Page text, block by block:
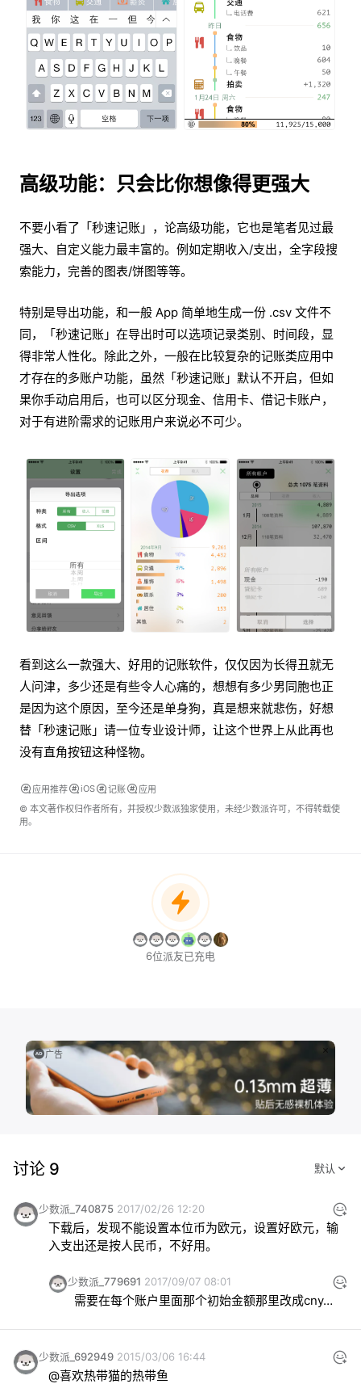
高级功能：只会比你想像得更强大
不要小看了「秒速记账」，论高级功能，它也是笔者见过最
强大、自定义能力最丰富的。例如定期收入/支出，全字段搜
索能力，完善的图表/饼图等等。
特别是导出功能，和一般 App 简单地生成一份 .csv 文件不
同，「秒速记账」在导出时可以选项记录类别、时间段，显
得非常人性化。除此之外，一般在比较复杂的记账类应用中
才存在的多账户功能，虽然「秒速记账」默认不开启，但如
果你手动启用后，也可以区分现金、信用卡、借记卡账户，
对于有进阶需求的记账用户来说必不可少。
看到这么一款强大、好用的记账软件，仅仅因为长得丑就无
人问津，多少还是有些令人心痛的，想想有多少男同胞也正
是因为这个原因，至今还是单身狗，真是想来就悲伤，好想
替「秒速记账」请一位专业设计师，让这个世界上从此再也
没有直角按钮这种怪物。
应用推荐 iOS 记账
应用
© 本文著作权归作者所有，并授权少数派独家使用，未经少数派许可，不得转载使
用。
6位派友已充电
广告
讨论 9
少数派_740875 2017/02/26 12:20
下载后，发现不能设置本位币为欧元，设置好欧元，输
入支出还是按人民币，不好用。
少数派_779691 2017/09/07 08:01
需要在每个账户里面那个初始金额那里改成cny…
少数派_692949 2015/03/06 16:44
@喜欢热带猫的热带鱼